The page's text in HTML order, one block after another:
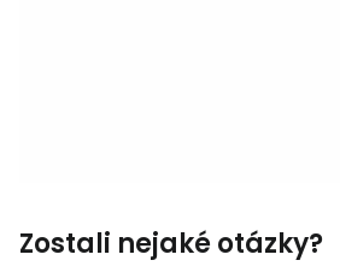
Zostali nejaké otázky?